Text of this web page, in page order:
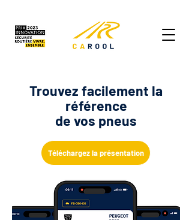
Trouvez facilement la
référence
de vos pneus
Téléchargez la présentation